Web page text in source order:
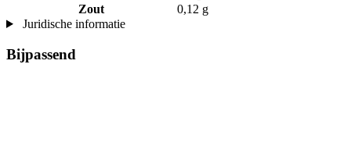
Zout
0,12 g
Juridische informatie
Bijpassend